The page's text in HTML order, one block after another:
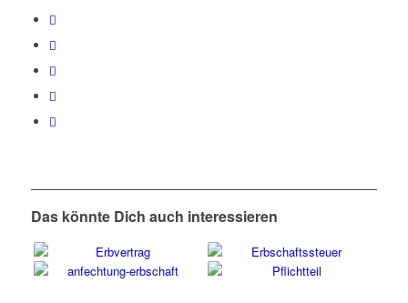
Das könnte Dich auch interessieren